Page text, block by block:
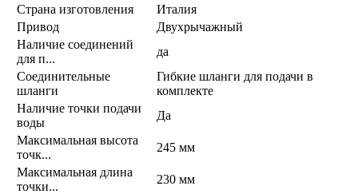
Страна изготовления
Италия
Привод
Двухрычажный
Наличие соединений
для п...
да
Соединительные
шланги
Гибкие шланги для подачи в
комплекте
Наличие точки подачи
воды
Да
Максимальная высота
точк...
245 мм
Максимальная длина
точки...
230 мм